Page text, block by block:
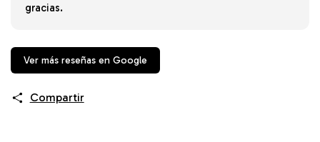
gracias.
Ver más reseñas en Google
Compartir